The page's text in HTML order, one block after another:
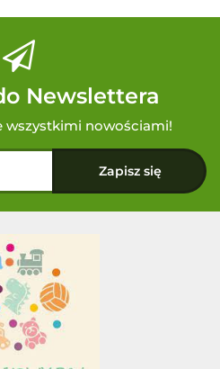
Newslettera
wszystkimi nowościami!